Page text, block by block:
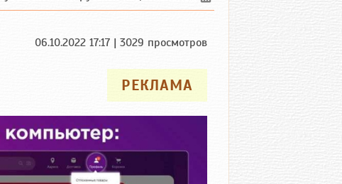
06.10.2022 17:17 | 3029 просмотров
РЕКЛАМА